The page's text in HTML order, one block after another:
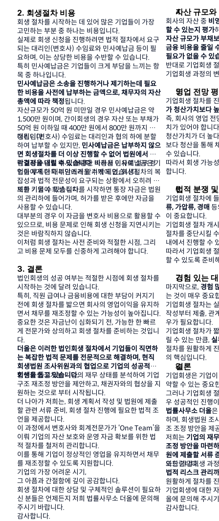
2. 회생절차 비용
회생 절차를 시작하는 데 있어 많은 기업들이 가장
고민하는 부분 중 하나는 비용입니다.
실제로 회생 신청을 진행하려면 법적 절차에서 요구
되는 대리인(변호사) 수임료와 민사예납금 등이 필
요하며, 이는 상당한 비용을 수반할 수 있습니다.
특히 민사예납금은 기업들이 크게 부담을 느끼는 항
목 중 하나입니다.
민사예납금은 소송을 진행하거나 제기하는데 필요
한 비용을 사전에 납부하는 금액으로, 채무자의 자산
총액에 따라 책정됩니다.
자산규모가 50억 원 미만일 경우 민사예납금은 약
1,500만 원이며, 간이회생의 경우 자산 또는 부채가
50억 원 이하일 때 400만 원에서 800만 원까지 책
정됩니다.
대리인(변호사) 수임료는 대리인과 협의 하에 분할
하여 납부할 수 있지만, 민사예납금은 납부하지 않으
면 회생절차를 더 이상 진행할 수 없어 법원에서 기
각결정을 내릴 수 있습니다. 따라서 민사예납금은 기
업들에게 더욱 부담스러울 수밖에 없습니다.
변호사 수임료 역시, 저렴한 비용을 이유로 실무 경
험이 부족한 대리인에게 맡기게 되면, 회생절차의 복
잡성과 법적 전문성이 요구되는 상황에서 오히려 문
제를 키울 수 있습니다.
또한 기업이 회생 절차를 시작하면 통장 자금은 법원
의 관리하에 들어가며, 허가를 받은 후에만 자금을
사용할 수 있습니다.
대부분의 경우 이 자금을 변호사 비용으로 활용할 수
있으므로, 비용 문제로 인해 회생 신청을 지연시키는
것은 바람직하지 않습니다.
이처럼 회생 절차는 사전 준비와 적절한 시점, 그리
고 비용 문제 모두를 신중하게 고려해야 합니다.
3. 결론
법인회생의 성공 여부는 적절한 시점에 회생 절차를
시작하는 것에 달려 있습니다.
특히, 직원 급여나 금융비용에 대한 부담이 커지기
전에 회생 절차를 밟으면 회사의 영업이익을 유지하
면서 채무를 재조정할 수 있는 가능성이 높아집니다.
중요한 것은 자금난이 심화되기 전, 가능한 한 빠르
게 전문가와 상의하고 회생 절차를 준비하는 것입니
다.
더올은 이러한 법인회생 절차에서 기업들이 직면하
는 복잡한 법적 문제를 전문적으로 해결하며, 현직
회생법원 조사위원과의 협업으로 기업의 성공적인
회생을 돕고 있습니다.
법인회생 절차는 기업의 재무 상태를 분석하여 기업
구조 재조정 방안을 제안하고, 채권자와의 협상을 지
원하는 것으로 부터 시작됩니다.
더 나아가 저희는, 회생 계획서 작성 및 법원에 제출
할 관련 서류 준비, 회생 절차 진행에 필요한 법적 조
언을 제공합니다.
이 과정에서 변호사와 회계전문가가 ‘One Team’을
이뤄 기업의 자산 보호와 운영 자금 확보를 위한 법
적 절차를 철저히 관리합니다.
이를 통해 기업이 정상적인 영업을 유지하면서 채무
를 재조정할 수 있도록 지원합니다.
기업의 가장 어려운 시기,
그 아픔과 간절함에 깊이 공감합니다.
회생 절차에 대한 상담 및 구체적인 솔루션이 필요하
신 분들은 언제든지 저희 법률사무소 더올에 문의해
주시기 바랍니다.
감사합니다.
자산 규모와
회사의 자산 중 비
할 수 있는지 평가
자산 규모가 부채
금융 비용을 줄일
필요가 없을 수 있
반대로 기업회생
기업회생 과정의
영업 전망
기업회생 절차를
가 청산가치보다
즉, 회사의 영업 전
치가 있어야 합니
청산가치가 더 높
보다 청산을 통해
수 있습니다.
따라서 회생 가능
합니다.
법적 분쟁
기업회생 절차에
류, 가압류, 경매 등
이 중요합니다.
기업회생 절차 개
절차를 중단시킬
내에서 진행할 수
따라서 기업회생
할 수 있도록 준비
경험 있는
마지막으로, 경험
는 것이 매우 중요
기업회생 절차는
작성부터 제출, 관
우가 필요합니다.
기업회생 절차가
릴 수 있는 만큼, 실
절차를 원활하게
의 핵심입니다.
결론
기업회생은 기업
약할 수 있는 중요
그러나 기업회생
우 성공적인 진행
법률사무소 더올
하며, 회생법원 조
조 조정 방안을 제
저희는 기업의 재
조정 방안을 마련
원에 제출할 서류
와드립니다.
또한 기업회생 과
법적 리스크 관리
원활하게 절차를
기업회생에 대한
올에 문의해 주시
감사합니다.